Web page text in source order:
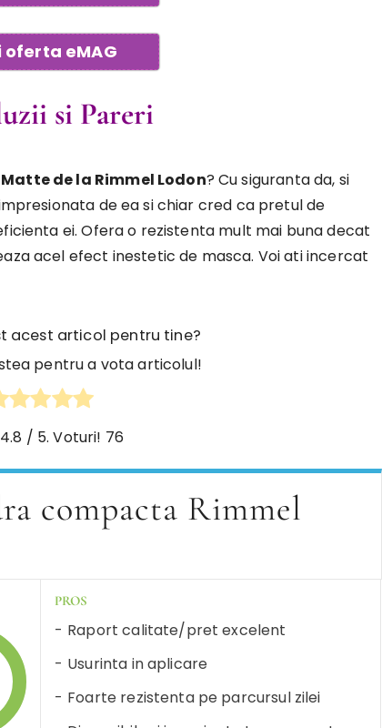
oferta eMAG
si Pareri
de la Rimmel Lodon? Cu siguranta da, si
de ea si chiar cred ca pretul de
ei. Ofera o rezistenta mult mai buna decat
acel efect inestetic de masca. Voi ati incercat
acest articol pentru tine?
pentru a vota articolul!
4.8 / 5. Voturi! 76
compacta Rimmel
PROS
Raport calitate/pret excelent
Usurinta in aplicare
Foarte rezistenta pe parcursul zilei